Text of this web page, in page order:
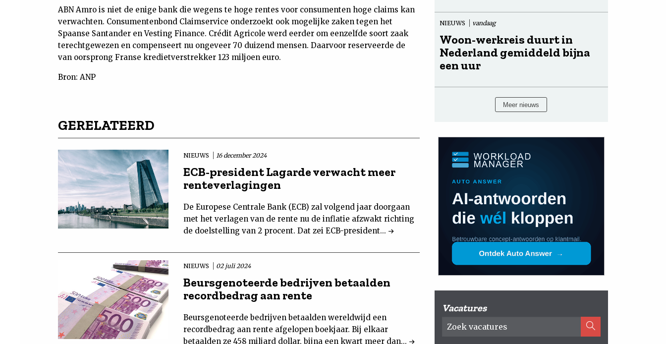
ABN Amro is niet de enige bank die wegens te hoge rentes voor consumenten hoge claims kan
verwachten. Consumentenbond Claimservice onderzoekt ook mogelijke zaken tegen het
Spaanse Santander en Vesting Finance. Crédit Agricole werd eerder om eenzelfde soort zaak
terechtgewezen en compenseert nu ongeveer 70 duizend mensen. Daarvoor reserveerde de
van oorsprong Franse kredietverstrekker 123 miljoen euro.
Bron: ANP
GERELATEERD
NIEUWS 16 december 2024
ECB-president Lagarde verwacht meer
renteverlagingen
De Europese Centrale Bank (ECB) zal volgend jaar doorgaan
met het verlagen van de rente nu de inflatie afzwakt richting
de doelstelling van 2 procent. Dat zei ECB-president...
NIEUWS 02 juli 2024
Beursgenoteerde bedrijven betaalden
recordbedrag aan rente
Beursgenoteerde bedrijven betaalden wereldwijd een
recordbedrag aan rente afgelopen boekjaar. Bij elkaar
betaalden ze 458 miljard dollar, bijna een kwart meer dan...
NIEUWS vandaag
Woon-werkreis duurt in
Nederland gemiddeld bijna
een uur
Meer nieuws
Vacatures